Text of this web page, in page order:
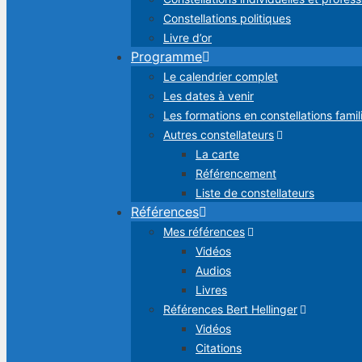
Constellations politiques
Livre d’or
Programme
Le calendrier complet
Les dates à venir
Les formations en constellations
Autres constellateurs
La carte
Référencement
Liste de constellateurs
Références
Mes références
Vidéos
Audios
Livres
Références Bert Hellinger
Vidéos
Citations